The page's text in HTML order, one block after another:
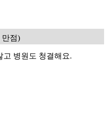
만점)
고 병원도 청결해요.